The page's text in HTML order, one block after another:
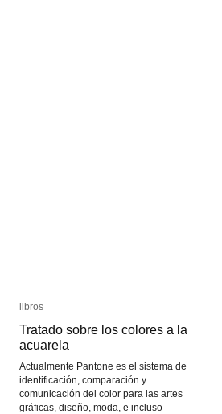
libros
Tratado sobre los colores a la
acuarela
Actualmente Pantone es el sistema de
identificación, comparación y
comunicación del color para las artes
gráficas, diseño, moda, e incluso
libros
Tratado sobre los colores a la
acuarela